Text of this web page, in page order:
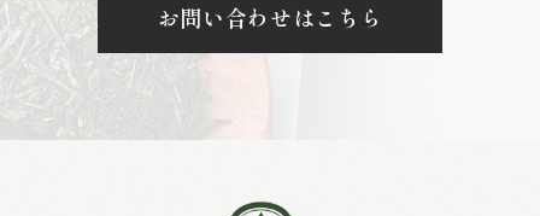
お問い合わせはこちら